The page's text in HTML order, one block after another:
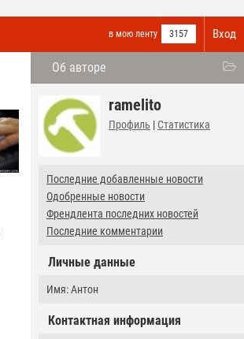
Вход
в мою ленту 3157
Об авторе
ramelito
Профиль | Статистика
Последние добавленные новости
Одобренные новости
Френдлента последних новостей
Последние комментарии
Личные данные
Имя: Антон
Контактная информация